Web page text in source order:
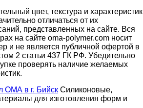
цвет, текстура и
отличаться от их
представленных на сайте. Вся
на сайте oma-polymer.com носит
и не является публичной офертой в
2 статьи 437 ГК РФ. Убедительно
проверять наличие желаемых
ОМА в г. Бийск Силиконовые,
для изготовления форм и